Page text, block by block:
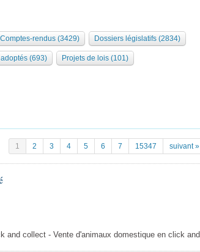
Comptes-rendus (3429) Dossiers législatifs (2834)
(693) Projets de lois (101)
1 2 3 4 5 6 7 15347 suivant »
and collect - Vente d'animaux domestique en click and